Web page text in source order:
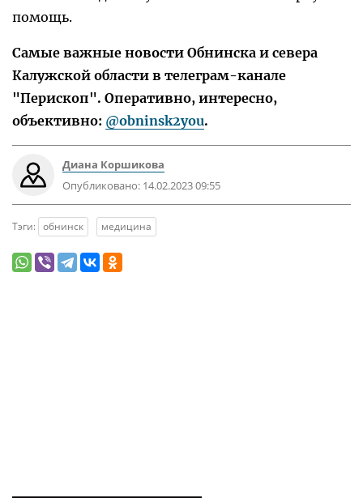
помощь.
Самые важные новости Обнинска и севера
Калужской области в телеграм-канале
"Перископ". Оперативно, интересно,
объективно: @obninsk2you.
Диана Коршикова
Опубликовано: 14.02.2023 09:55
Тэги: обнинск медицина